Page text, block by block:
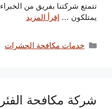
تتمتع شركتنا بفريق من الخبراء
يمتلكون … إقرأ المزيد
التصنيفات
خدمات مكافحة الحشرات
شركة مكافحة